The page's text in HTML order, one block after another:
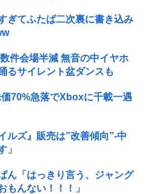
ぎてふたば二次裏に書き込み
件会場半減 無音の中イヤホ
るサイレント盆ダンスも
70%急落でXboxに千載一遇
ルズ』販売は”改善傾向”-中
」
ん「はっきり言う、ジャング
もんない！！！」